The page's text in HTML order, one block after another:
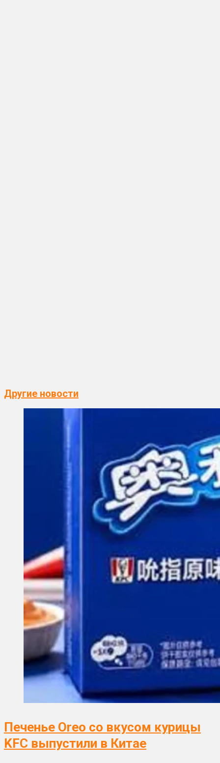
Другие новости
Печенье Oreo со вкусом курицы
KFC выпустили в Китае